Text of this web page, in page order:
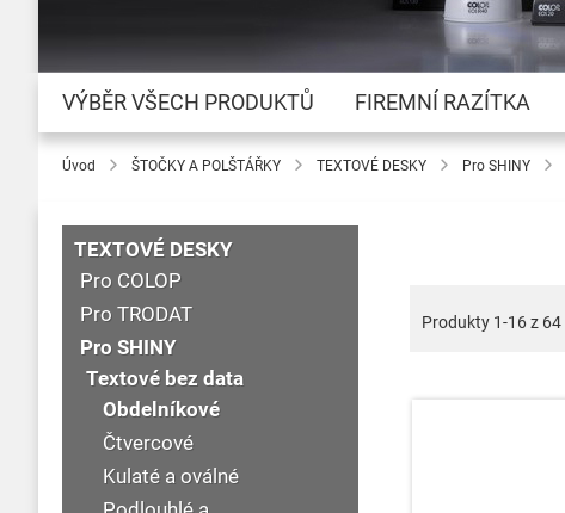
VÝBĚR VŠECH PRODUKTŮ FIREMNÍ RAZÍTKA
Úvod ŠTOČKY A POLŠTÁŘKY TEXTOVÉ DESKY Pro SHINY
Produkty 1-16z 64
TEXTOVÉ DESKY
Pro COLOP
Pro TRODAT
Pro SHINY
Textové bez data
Obdelníkové
Čtvercové
Kulaté a oválné